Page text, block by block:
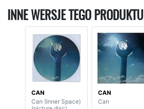
INNE WERSJE TEGO PRODUKTU
CAN
Can (Inner Space)
CAN
Can